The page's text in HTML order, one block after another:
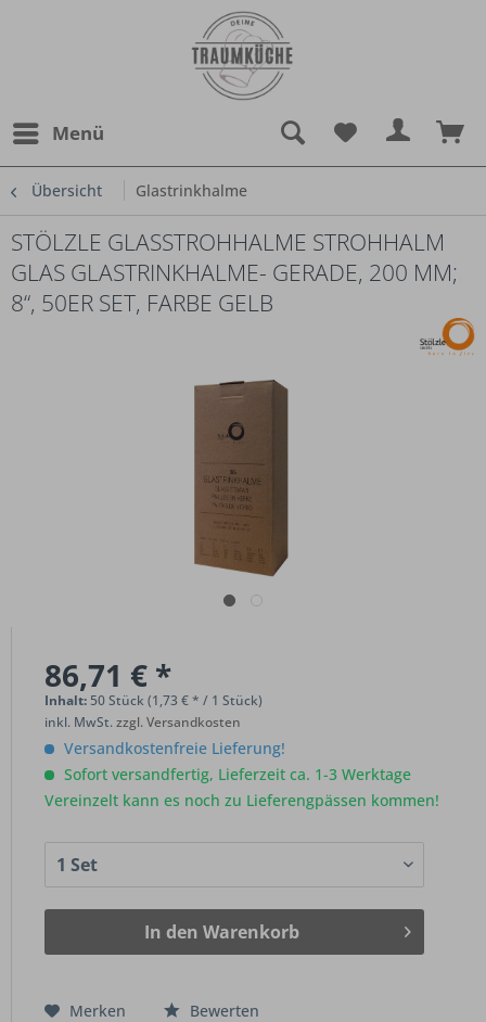
Menü
Übersicht Glastrinkhalme
STÖLZLE GLASSTROHHALME STROHHALM
GLAS GLASTRINKHALME- GERADE, 200 MM;
8“, 50ER SET, FARBE GELB
86,71 € *
Inhalt: 50 Stück (1,73 € * / 1 Stück)
inkl. MwSt.zzgl. Versandkosten
Versandkostenfreie Lieferung!
Sofort versandfertig, Lieferzeit ca. 1-3 Werktage
Vereinzelt kann es noch zu Lieferengpässen kommen!
In den Warenkorb
Merken Bewerten